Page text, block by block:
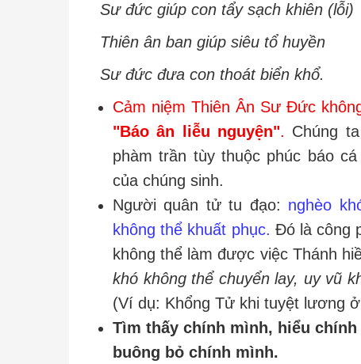
Sư đức giúp con tẩy sạch khiên (lỗi)
Thiên ân ban giúp siêu tổ huyền
Sư đức đưa con thoát biển khổ.
Cảm niệm Thiên Ân Sư Đức
"Báo ân liễu nguyện". Chúng
phàm trần tùy thuộc phúc báo
của chúng sinh.
Người quân tử tu đạo: nghèo
không thể khuất phục. Đó là công
không thể làm được việc Thánh
khó không thể chuyển lay, uy vũ
(Ví dụ: Khổng Tử khi tuyệt lương
Tìm thấy chính mình, hiểu
buông bỏ chính mình.